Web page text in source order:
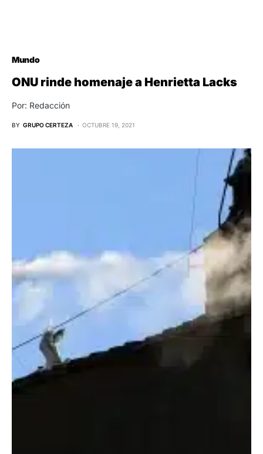
Mundo
ONU rinde homenaje a Henrietta Lacks
Por: Redacción
BY GRUPO CERTEZA OCTUBRE 19, 2021